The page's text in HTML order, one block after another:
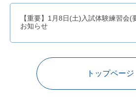
【重要】1月8日(土)入試体験練習会(
お知らせ
トップページ